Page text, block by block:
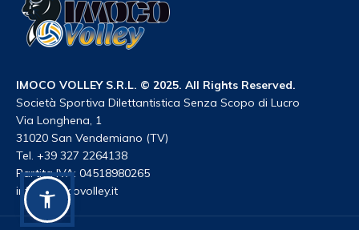
IMOCO VOLLEY S.R.L. © 2025. All Rights Reserved.
Società Sportiva Dilettantistica Senza Scopo di Lucro
Via Longhena, 1
31020 San Vendemiano (TV)
Tel. +39 327 2264138
Partita IVA: 04518980265
info@imocovolley.it